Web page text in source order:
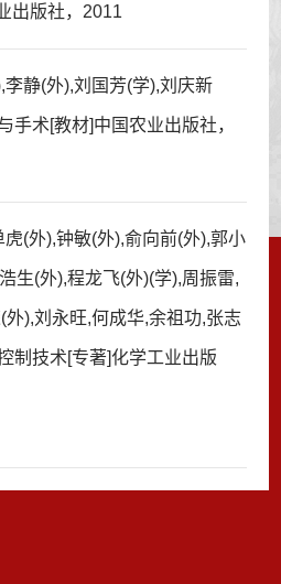
出版社，2011
静(外),刘国芳(学),刘庆新
手术[教材]中国农业出版社，
(外),钟敏(外),俞向前(外),郭小
生(外),程龙飞(外)(学),周振雷,
外),刘永旺,何成华,余祖功,张志
制技术[专著]化学工业出版